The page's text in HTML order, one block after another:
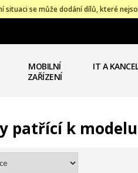
situaci se může dodání dílů, které
MOBILNÍ
ZAŘÍZENÍ
IT A
patřící k modelu